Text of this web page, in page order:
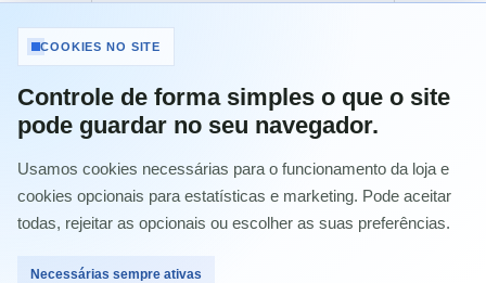
Toner Compatível Xerox 6110 Magenta
Condição: Novo produto
Toner Compatível Xerox 6110 Magenta
Imprimir
6,75 €
COOKIES NO SITE
Controle de forma simples o que o site
pode guardar no seu navegador.
Usamos cookies necessárias para o funcionamento da loja e
cookies opcionais para estatísticas e marketing. Pode aceitar
todas, rejeitar as opcionais ou escolher as suas preferências.
Necessárias sempre ativas